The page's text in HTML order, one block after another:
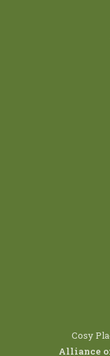
Cosy
Alliance